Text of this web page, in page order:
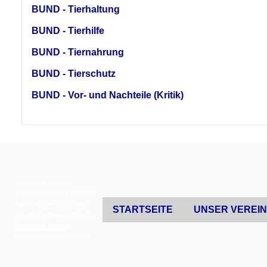
BUND - Tierhaltung
BUND - Tierhilfe
BUND - Tiernahrung
BUND - Tierschutz
BUND - Vor- und Nachteile (Kritik)
STARTSEITE UNSER VEREIN